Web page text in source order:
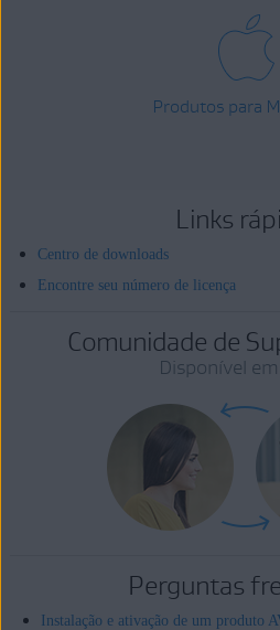
Produtos para
Links
Centro de downloads
Encontre seu número de licença
Comunidade de
Disponível
Perguntas
Instalação e ativação de um produto